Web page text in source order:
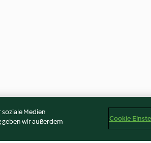
Medien
wir außerdem
Cookie